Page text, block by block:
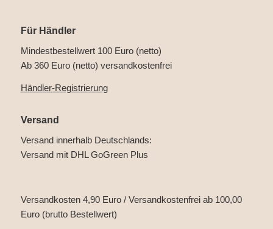
Für Händler
Mindestbestellwert 100 Euro (netto)
Ab 360 Euro (netto) versandkostenfrei
Händler-Registrierung
Versand
Versand innerhalb Deutschlands:
Versand mit DHL GoGreen Plus
Versandkosten 4,90 Euro / Versandkostenfrei ab 100,00
Euro (brutto Bestellwert)